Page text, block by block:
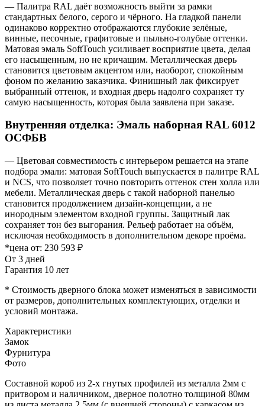
— Палитра RAL даёт возможность выйти за рамки
стандартных белого, серого и чёрного. На гладкой панели
одинаково корректно отображаются глубокие зелёные,
винные, песочные, графитовые и пыльно-голубые оттенки.
Матовая эмаль SoftTouch усиливает восприятие цвета, делая
его насыщенным, но не кричащим. Металлическая дверь
становится цветовым акцентом или, наоборот, спокойным
фоном по желанию заказчика. Финишный лак фиксирует
выбранный оттенок, и входная дверь надолго сохраняет ту
самую насыщенность, которая была заявлена при заказе.
Внутренняя отделка: Эмаль наборная RAL 6012
ОСФБВ
— Цветовая совместимость с интерьером решается на этапе
подбора эмали: матовая SoftTouch выпускается в палитре RAL
и NCS, что позволяет точно повторить оттенок стен холла или
мебели. Металлическая дверь с такой наборной панелью
становится продолжением дизайн-концепции, а не
инородным элементом входной группы. Защитный лак
сохраняет тон без выгорания. Рельеф работает на объём,
исключая необходимость в дополнительном декоре проёма.
*цена от: 230 593 ₽
От 3 дней
Гарантия 10 лет
* Стоимость дверного блока может изменяться в зависимости
от размеров, дополнительных комплектующих, отделки и
условий монтажа.
Характеристики
Замок
Фурнитура
Фото
Составной короб из 2-х гнутых профилей из металла 2мм с
притвором и наличником, дверное полотно толщиной 80мм